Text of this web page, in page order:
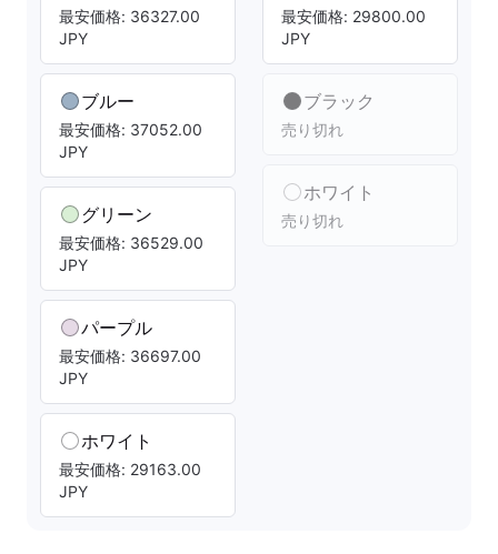
最安価格: 36327.00
JPY
ブルー
最安価格: 37052.00
JPY
グリーン
最安価格: 36529.00
JPY
パープル
最安価格: 36697.00
JPY
ホワイト
最安価格: 29163.00
JPY
最安価格: 29800.00
JPY
ブラック
売り切れ
ホワイト
売り切れ